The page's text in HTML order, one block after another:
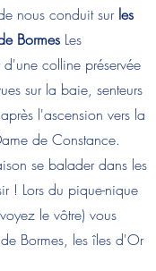
nous conduit sur les
BormesLes
colline préservée
sur la baie, senteurs
l'ascension vers la
de Constance.
se balader dans les
! Lors du pique-nique
le vôtre) vous
Bormes, les îles d'Or